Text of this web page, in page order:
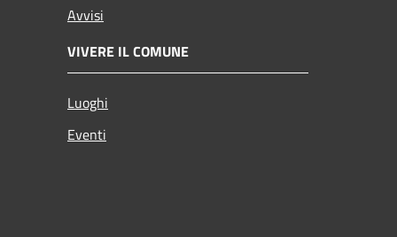
Avvisi
VIVERE IL COMUNE
Luoghi
Eventi